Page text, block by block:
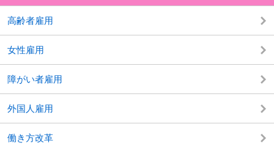
高齢者雇用
女性雇用
障がい者雇用
外国人雇用
働き方改革